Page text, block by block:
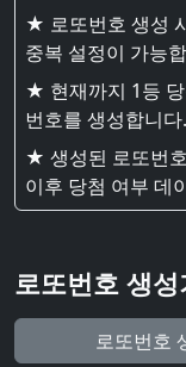
★ 로또번호 생성
중복 설정이 가능
★ 현재까지 1등
번호를 생성합니다.
★ 생성된 로또번
이후 당첨 여부 데
로또번호 생
로또번호